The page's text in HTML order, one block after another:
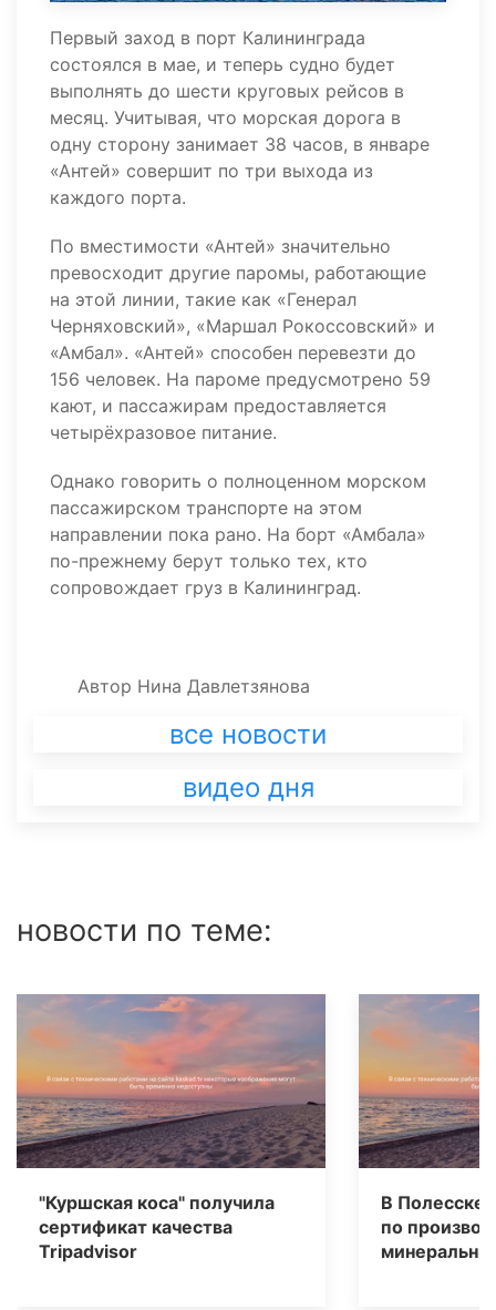
Первый заход в порт Калининграда
состоялся в мае, и теперь судно будет
выполнять до шести круговых рейсов в
месяц. Учитывая, что морская дорога в
одну сторону занимает 38 часов, в январе
«Антей» совершит по три выхода из
каждого порта.
По вместимости «Антей» значительно
превосходит другие паромы, работающие
на этой линии, такие как «Генерал
Черняховский», «Маршал Рокоссовский» и
«Амбал». «Антей» способен перевезти до
156 человек. На пароме предусмотрено 59
кают, и пассажирам предоставляется
четырёхразовое питание.
Однако говорить о полноценном морском
пассажирском транспорте на этом
направлении пока рано. На борт «Амбала»
по-прежнему берут только тех, кто
сопровождает груз в Калининград.
Автор Нина Давлетзянова
все новости
видео дня
новости по теме:
"Куршская коса" получила
сертификат качества
Tripаdvisor
В Полесске
по